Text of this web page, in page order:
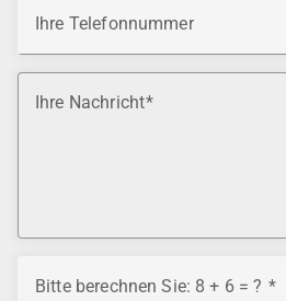
Ihre Telefonnummer
Ihre Nachricht
Bitte berechnen Sie: 8 + 6 = ?